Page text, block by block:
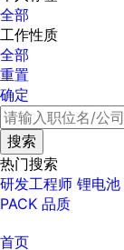
全部
工作性质
全部
重置
确定
热门搜索
研发工程师 锂电池
PACK 品质
首页